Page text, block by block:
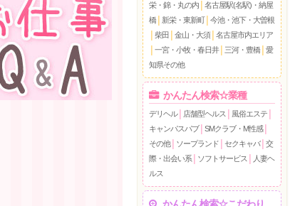
栄・錦・丸の内
名古屋駅(名駅)・納屋
橋
新栄・東新町
今池・池下・大曽根
柴田 金山・大須
名古屋市内エリア
一宮・小牧・春日井 三河・豊橋
愛
知県その他
かんたん検索☆業種
デリヘル 店舗型ヘルス 風俗エステ
キャンパスパブ
SMクラブ・M性感
その他
ソープランド セクキャバ
交
際・出会い系
ソフトサービス
人妻ヘ
ルス